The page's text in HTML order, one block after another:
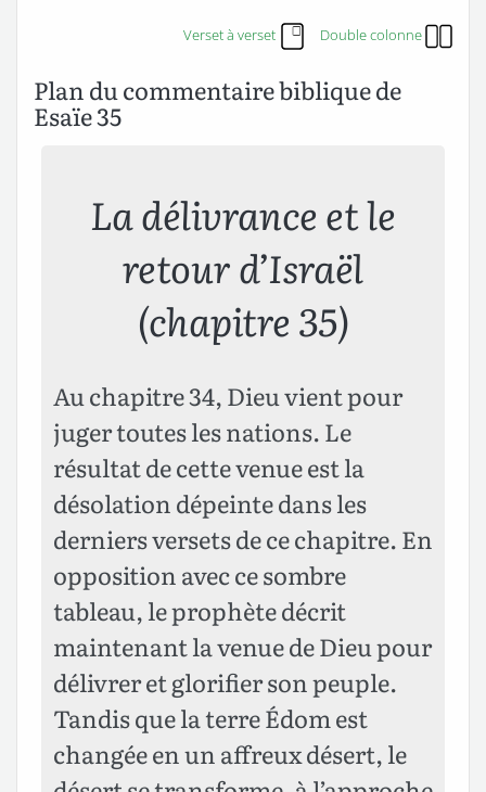
Verset à verset Double colonne
Plan du commentaire biblique de
Esaïe 35
La délivrance et le
retour d’Israël
(chapitre 35)
Au chapitre 34, Dieu vient pour
juger toutes les nations. Le
résultat de cette venue est la
désolation dépeinte dans les
derniers versets de ce chapitre. En
opposition avec ce sombre
tableau, le prophète décrit
maintenant la venue de Dieu pour
délivrer et glorifier son peuple.
Tandis que la terre Édom est
changée en un affreux désert, le